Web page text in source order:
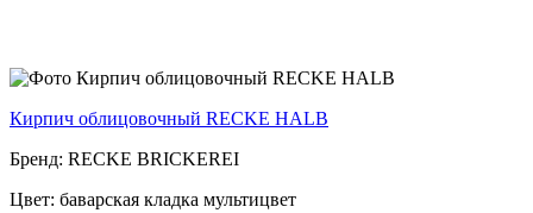
Кирпич облицовочный RECKE HALB
Бренд: RECKE BRICKEREI
Цвет: баварская кладка мультицвет